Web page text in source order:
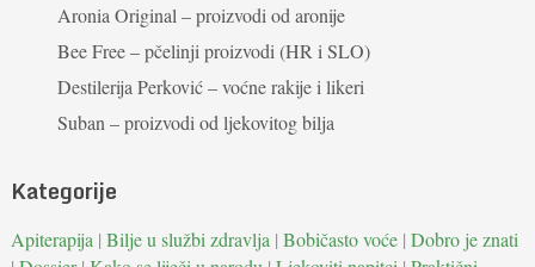
Aronia Original – proizvodi od aronije
Bee Free – pčelinji proizvodi (HR i SLO)
Destilerija Perković – voćne rakije i likeri
Suban – proizvodi od ljekovitog bilja
Kategorije
Apiterapija | Bilje u službi zdravlja | Bobičasto voće| Dobro je znati